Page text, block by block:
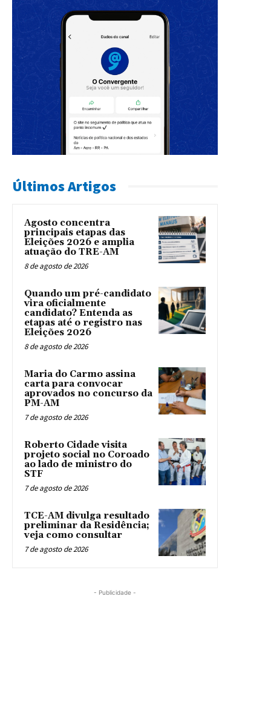
Últimos Artigos
Agosto concentra
principais etapas das
Eleições 2026 e amplia
atuação do TRE-AM
8 de agosto de 2026
Quando um pré-candidato
vira oficialmente
candidato? Entenda as
etapas até o registro nas
Eleições 2026
8 de agosto de 2026
Maria do Carmo assina
carta para convocar
aprovados no concurso da
PM-AM
7 de agosto de 2026
Roberto Cidade visita
projeto social no Coroado
ao lado de ministro do
STF
7 de agosto de 2026
TCE-AM divulga resultado
preliminar da Residência;
veja como consultar
7 de agosto de 2026
- Publicidade -